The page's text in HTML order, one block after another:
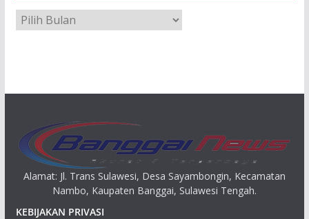
A
r
Alamat: Jl. Trans Sulawesi, Desa Sayambongin, Kecamatan
Nambo, Kaupaten Banggai, Sulawesi Tengah.
KEBIJAKAN PRIVASI